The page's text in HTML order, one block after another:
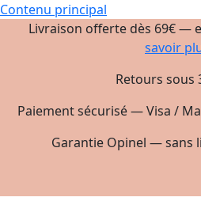
Contenu principal
Livraison offerte dès 69€ —
savoir
Retours sous
Paiement sécurisé — Visa /
Garantie Opinel — sans